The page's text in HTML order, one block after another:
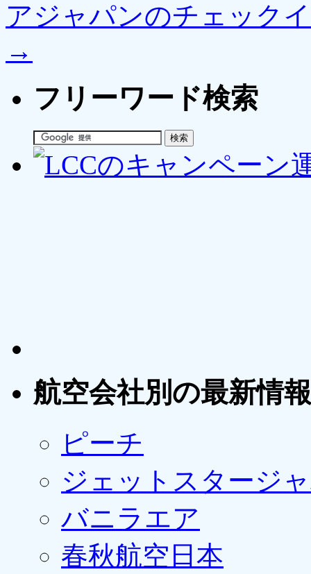
アジャパンのチェック
→
フリーワード検索
航空会社別の最新情報
ピーチ
ジェットスタージ
バニラエア
春秋航空日本